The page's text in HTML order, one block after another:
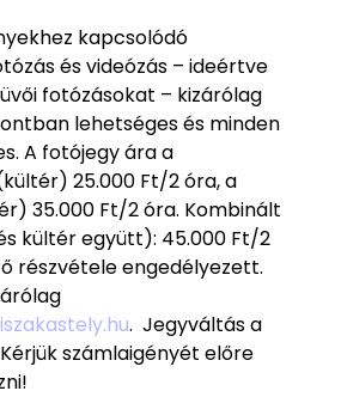
kapcsolódó
és videózás – ideértve
fotózásokat – kizárólag
lehetséges és minden
A fotójegy ára a
25.000 Ft/2 óra, a
35.000 Ft/2 óra. Kombinált
kültér együtt): 45.000 Ft/2
részvétele engedélyezett.
. Jegyváltás a
számlaigényét előre